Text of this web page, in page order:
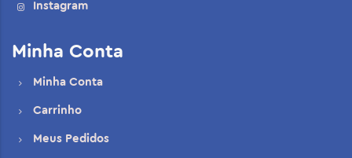
Instagram
Minha Conta
Minha Conta
Carrinho
Meus Pedidos